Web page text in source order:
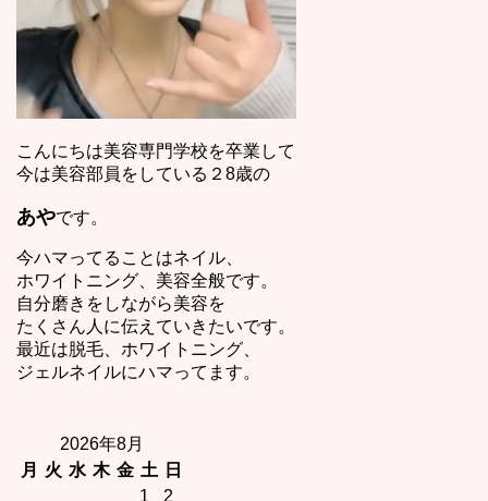
こんにちは美容専門学校を卒業して
今は美容部員をしている２8歳の
あやです。
今ハマってることはネイル、
ホワイトニング、美容全般です。
自分磨きをしながら美容を
たくさん人に伝えていきたいです。
最近は脱毛、ホワイトニング、
ジェルネイルにハマってます。
2026年8月
月
火 水 木 金 土
日
1
2